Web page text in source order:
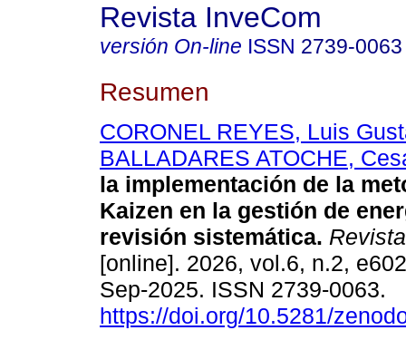
Revista InveCom
versión On-line ISSN 2739-0063
Resumen
CORONEL REYES, Luis
BALLADARES ATOCHE,
la implementación de la
Kaizen en la gestión de
revisión sistemática.
[online]. 2026, vol.6, n.2,
Sep-2025. ISSN 2739-0063.
https://doi.org/10.5281/